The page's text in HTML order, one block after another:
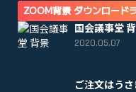
ZOOM背景 ダウンロード
国会議事堂
2020.05.07
ご注文はう